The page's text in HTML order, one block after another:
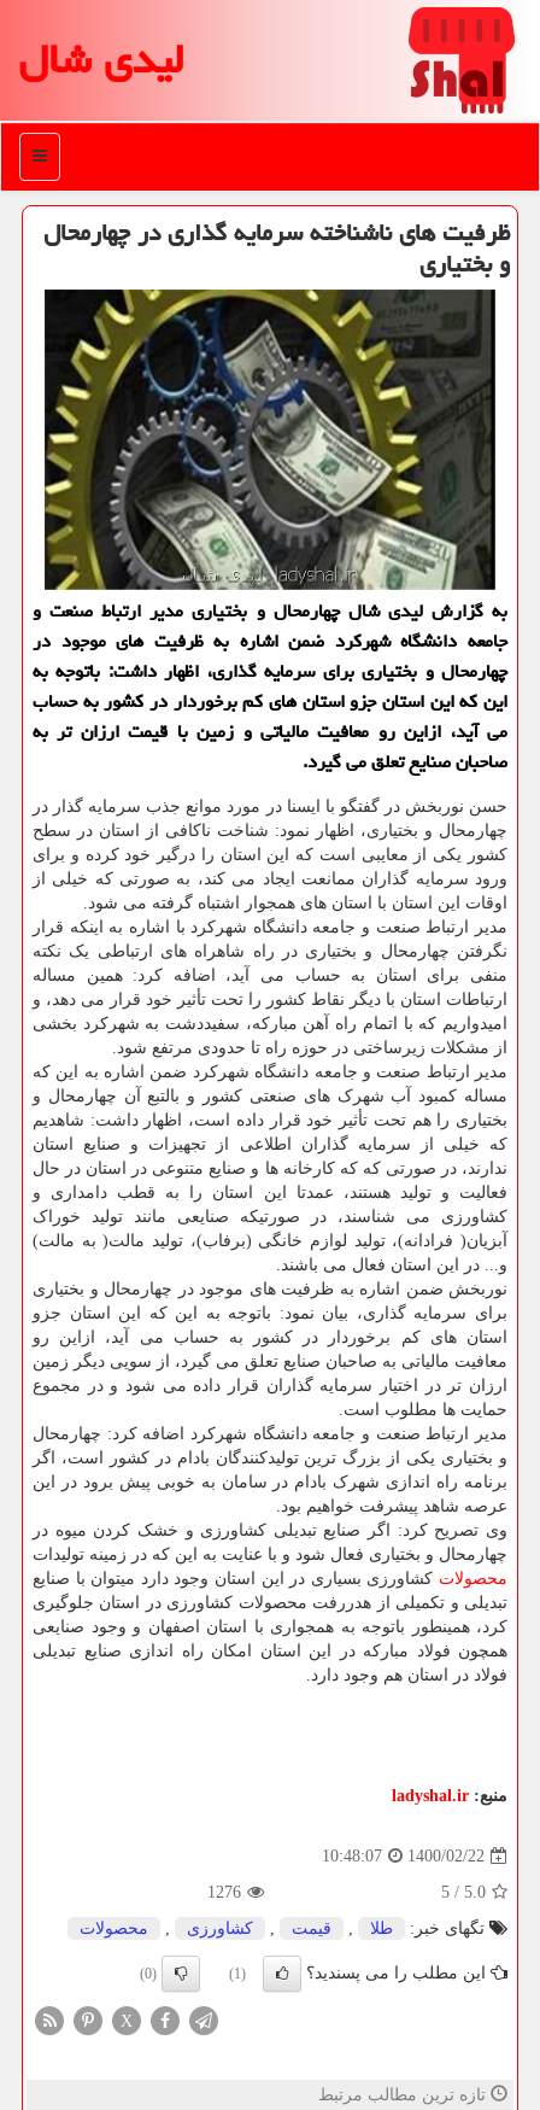
لیدی شال
منو
ظرفیت های ناشناخته سرمایه گذاری در چهارمحال
و بختیاری
به گزارش لیدی شال چهارمحال و بختیاری مدیر ارتباط صنعت و
جامعه دانشگاه شهرکرد ضمن اشاره به ظرفیت های موجود در
چهارمحال و بختیاری برای سرمایه گذاری، اظهار داشت: باتوجه به
این که این استان جزو استان های کم برخوردار در کشور به حساب
می آید، ازاین رو معافیت مالیاتی و زمین با قیمت ارزان تر به
صاحبان صنایع تعلق می گیرد.
حسن نوربخش در گفتگو با ایسنا در مورد موانع جذب سرمایه گذار در
چهارمحال و بختیاری، اظهار نمود: شناخت ناکافی از استان در سطح
کشور یکی از معایبی است که این استان را درگیر خود کرده و برای
ورود سرمایه گذاران ممانعت ایجاد می کند، به صورتی که خیلی از
اوقات این استان با استان های همجوار اشتباه گرفته می شود.
مدیر ارتباط صنعت و جامعه دانشگاه شهرکرد با اشاره به اینکه قرار
نگرفتن چهارمحال و بختیاری در راه شاهراه های ارتباطی یک نکته
منفی برای استان به حساب می آید، اضافه کرد: همین مساله
ارتباطات استان با دیگر نقاط کشور را تحت تأثیر خود قرار می دهد، و
امیدواریم که با اتمام راه آهن مبارکه، سفیددشت به شهرکرد بخشی
از مشکلات زیرساختی در حوزه راه تا حدودی مرتفع شود.
مدیر ارتباط صنعت و جامعه دانشگاه شهرکرد ضمن اشاره به این که
مساله کمبود آب شهرک های صنعتی کشور و بالتبع آن چهارمحال و
بختیاری را هم تحت تأثیر خود قرار داده است، اظهار داشت: شاهدیم
که خیلی از سرمایه گذاران اطلاعی از تجهیزات و صنایع استان
ندارند، در صورتی که که کارخانه ها و صنایع متنوعی در استان در حال
فعالیت و تولید هستند، عمدتا این استان را به قطب دامداری و
کشاورزی می شناسند، در صورتیکه صنایعی مانند تولید خوراک
آبزیان( فرادانه)، تولید لوازم خانگی (برفاب)، تولید مالت( به مالت)
و... در این استان فعال می باشند.
نوربخش ضمن اشاره به ظرفیت های موجود در چهارمحال و بختیاری
برای سرمایه گذاری، بیان نمود: باتوجه به این که این استان جزو
استان های کم برخوردار در کشور به حساب می آید، ازاین رو
معافیت مالیاتی به صاحبان صنایع تعلق می گیرد، از سویی دیگر زمین
ارزان تر در اختیار سرمایه گذاران قرار داده می شود و در مجموع
حمایت ها مطلوب است.
مدیر ارتباط صنعت و جامعه دانشگاه شهرکرد اضافه کرد: چهارمحال
و بختیاری یکی از بزرگ ترین تولیدکنندگان بادام در کشور است، اگر
برنامه راه اندازی شهرک بادام در سامان به خوبی پیش برود در این
عرصه شاهد پیشرفت خواهیم بود.
وی تصریح کرد: اگر صنایع تبدیلی کشاورزی و خشک کردن میوه در
چهارمحال و بختیاری فعال شود و با عنایت به این که در زمینه تولیدات
محصولات کشاورزی بسیاری در این استان وجود دارد میتوان با صنایع
تبدیلی و تکمیلی از هدررفت محصولات کشاورزی در استان جلوگیری
کرد، همینطور باتوجه به همجواری با استان اصفهان و وجود صنایعی
همچون فولاد مبارکه در این استان امکان راه اندازی صنایع تبدیلی
فولاد در استان هم وجود دارد.
منبع: ladyshal.ir
1400/02/22
10:48:07
5.0
/
5
1276
تگهای خبر:
طلا , قیمت , كشاورزی , محصولات
این مطلب را می پسندید؟ (1)
(0)
X
تازه ترین مطالب مرتبط